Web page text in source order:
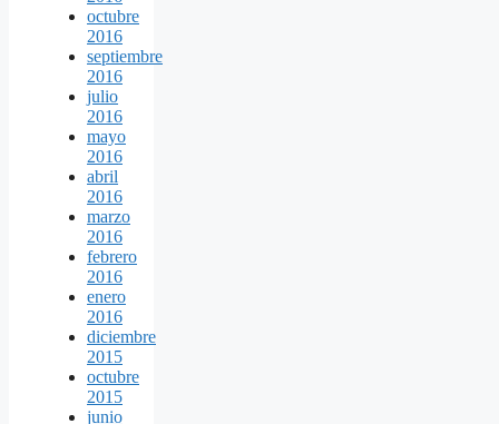
octubre
2016
septiembre
2016
julio
2016
mayo
2016
abril
2016
marzo
2016
febrero
2016
enero
2016
diciembre
2015
octubre
2015
junio